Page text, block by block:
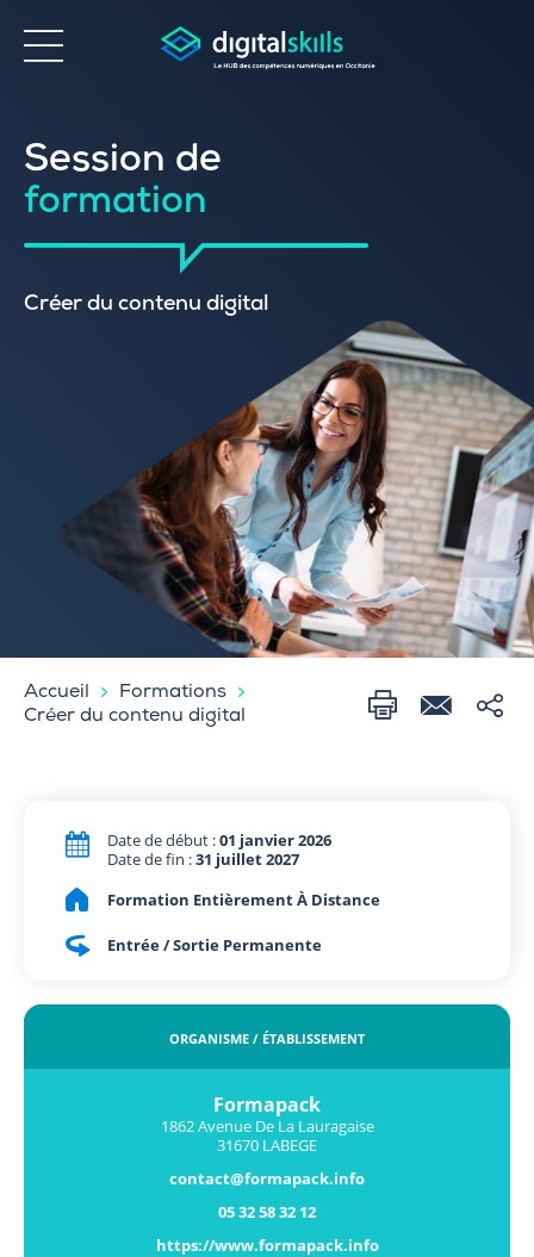
Accessibilité
Session de
formation
Créer du contenu digital
Accueil
Formations
Créer du contenu digital
Date de début :01 janvier 2026
Date de fin :31 juillet 2027
Formation Entièrement À Distance
Entrée / Sortie Permanente
ORGANISME / ÉTABLISSEMENT
Formapack
1862 Avenue De La Lauragaise
31670 LABEGE
contact@formapack.info
05 32 58 32 12
https://www.formapack.info